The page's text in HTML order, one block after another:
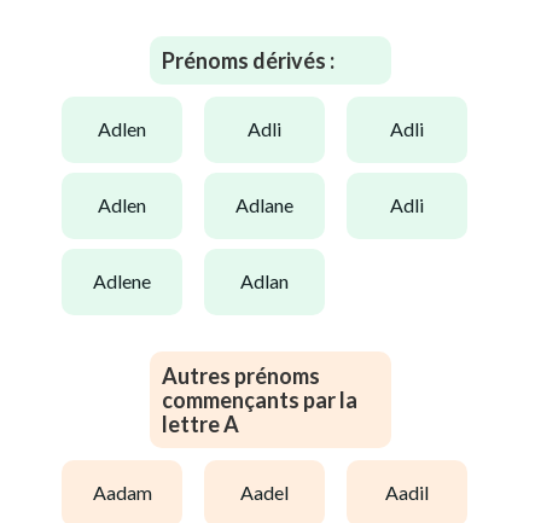
Prénoms dérivés :
adlen adli adli
adlen adlane adli
adlene adlan
Autres prénoms
commençants par la
lettre A
aadam aadel aadil